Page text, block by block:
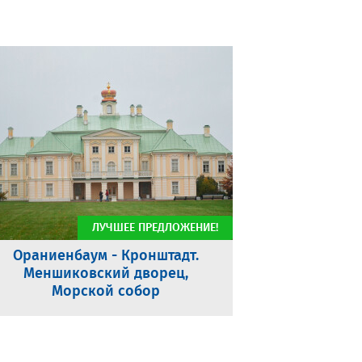
Ораниенбаум - Кронштадт.
Меншиковский дворец,
Морской собор
ЛУЧШЕЕ ПРЕДЛОЖЕНИЕ!